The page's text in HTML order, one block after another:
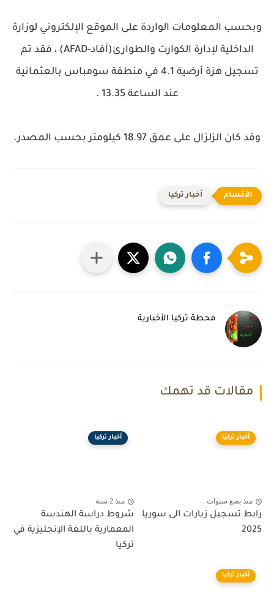
وبحسب المعلومات الواردة على الموقع الإلكتروني لوزارة
الداخلية لإدارة الكوارث والطوارئ(آفاد-AFAD) ، فقد تم
تسجيل هزة أرضية 4.1 في منطقة سومباس بالعثمانية
عند الساعة 13.35 .
وقد كان الزلزال على عمق 18.97 كيلومتر بحسب المصدر.
أخبار تركيا
محطة تركيا الأخبارية
مقالات قد تهمك
أخبار تركيا
منذ بضع سنوات
رابط تسجيل زيارات الى سوريا
2025
أخبار تركيا
منذ 2 سنة
شروط دراسة الهندسة
المعمارية باللغة الإنجليزية في
تركيا
أخبار تركيا